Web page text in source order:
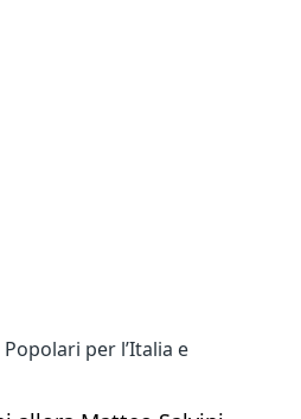
per l’Italia e